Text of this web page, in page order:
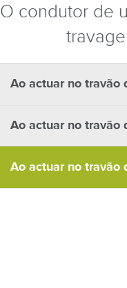
O condutor de
Ao actuar no travão
Ao actuar no travão
Ao actuar no travão